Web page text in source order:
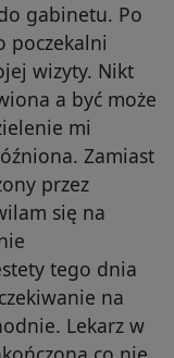
gabinetu. Po
poczekalni
wizyty. Nikt
a być może
mi
Zamiast
przez
się na
tego dnia
na
Lekarz w